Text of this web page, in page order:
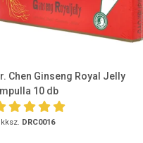
Chen Ginseng Royal Jelly
10 db
DRC0016